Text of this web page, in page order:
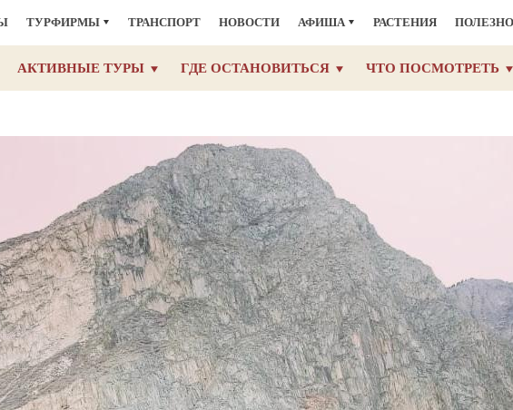
ТУРФИРМЫ ТРАНСПОРТ НОВОСТИ АФИША РАСТЕНИЯ
АКТИВНЫЕ ТУРЫ ГДЕ ОСТАНОВИТЬСЯ ЧТО ПОСМОТРЕТЬ